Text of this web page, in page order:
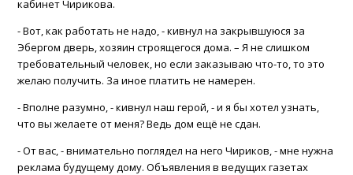
кабинет Чирикова.
- Вот, как работать не надо, - кивнул на закрывшуюся за
Эбергом дверь, хозяин строящегося дома. – Я не слишком
требовательный человек, но если заказываю что-то, то это
желаю получить. За иное платить не намерен.
- Вполне разумно, - кивнул наш герой, - и я бы хотел узнать,
что вы желаете от меня? Ведь дом ещё не сдан.
- От вас, - внимательно поглядел на него Чириков, - мне нужна
реклама будущему дому. Объявления в ведущих газетах